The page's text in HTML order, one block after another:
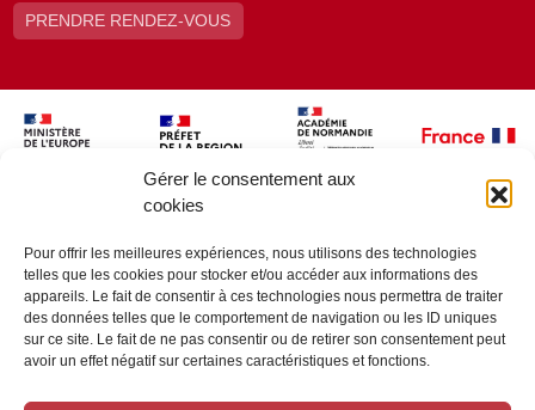
Gérer le consentement aux
cookies
Pour offrir les meilleures expériences, nous utilisons des technologies
telles que les cookies pour stocker et/ou accéder aux informations des
appareils. Le fait de consentir à ces technologies nous permettra de traiter
des données telles que le comportement de navigation ou les ID uniques
sur ce site. Le fait de ne pas consentir ou de retirer son consentement peut
avoir un effet négatif sur certaines caractéristiques et fonctions.
PRENDRE RENDEZ-VOUS